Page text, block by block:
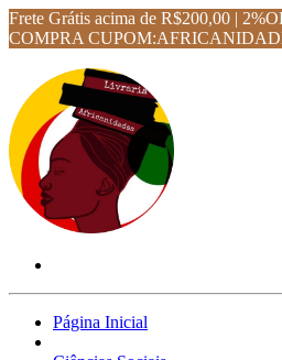
Frete Grátis acima de R$200,00 |
COMPRA
Página Inicial